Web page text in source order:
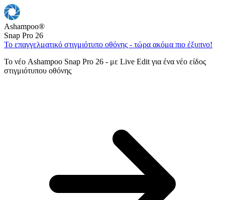
Ashampoo®
Snap Pro 26
Το επαγγελματικό στιγμιότυπο οθόνης - τώρα ακόμα πιο έξυπνο!
Το νέο Ashampoo Snap Pro 26 - με Live Edit για ένα νέο είδος
στιγμιότυπου οθόνης